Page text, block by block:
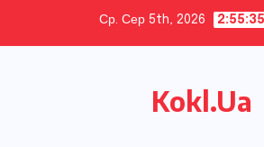
Ср. Сер 5th, 2026
Kokl.Ua